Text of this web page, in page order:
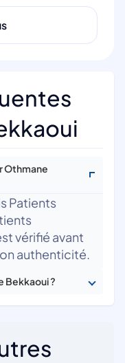
Othmane
Patients
vérifié avant
authenticité.
Bekkaoui ?